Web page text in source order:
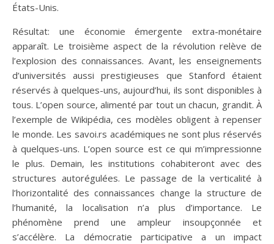
États-Unis.
Résultat: une économie émergente extra-monétaire
apparaît. Le troisième aspect de la révolution relève de
l’explosion des connaissances. Avant, les enseignements
d’universités aussi prestigieuses que Stanford étaient
réservés à quelques-uns, aujourd’hui, ils sont disponibles à
tous. L’open source, alimenté par tout un chacun, grandit. À
l’exemple de Wikipédia, ces modèles obligent à repenser
le monde. Les savoi.rs académiques ne sont plus réservés
à quelques-uns. L’open source est ce qui m’impressionne
le plus. Demain, les institutions cohabiteront avec des
structures autorégulées. Le passage de la verticalité à
l’horizontalité des connaissances change la structure de
l’humanité, la localisation n’a plus d’importance. Le
phénomène prend une ampleur insoupçonnée et
s’accélère. La démocratie participative a un impact